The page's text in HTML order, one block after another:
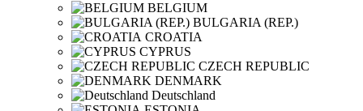
BELGIUM
BULGARIA (REP.)
CROATIA
CYPRUS
CZECH REPUBLIC
DENMARK
Deutschland